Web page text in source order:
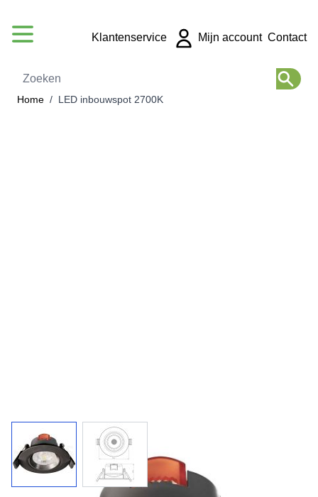
Zoeken
Klantenservice Mijn account Contact
Home / LED inbouwspot 2700K